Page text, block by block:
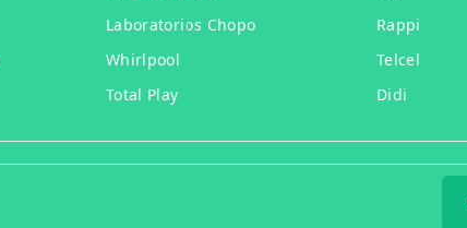
Laboratorios Chopo
Whirlpool
Total Play
Rappi
Telcel
Didi